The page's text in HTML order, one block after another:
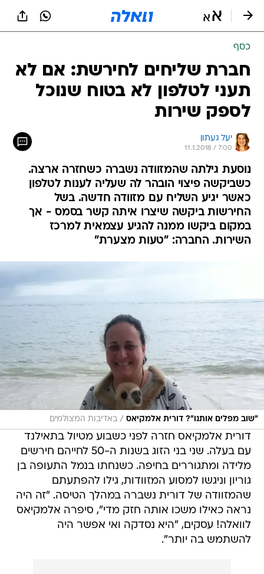
כסף
חברת שליחים לחירשת: אם לא
תעני לטלפון לא בטוח שנוכל
לספק שירות
יעל געתון
11.1.2018 / 7:00
נוסעת גילתה שהמזוודה נשברה כשחזרה ארצה.
כשביקשה פיצוי הובהר לה שעליה לענות לטלפון
כאשר יגיע השליח עם מזוודה חדשה. בשל
החירשות ביקשה שיצרו איתה קשר בסמס - אך
במקום ביקשו ממנה להגיע עצמאית למרכז
השירות. החברה: "טעות מצערת"
"שוב מפלים אותנו"? דורית אלמקיאס / באדיבות המצולמים
דורית אלמקיאס חזרה לפני כשבוע מטיול בתאילנד
עם בעלה. שני בני הזוג בשנות ה-50 לחייהם חירשים
מלידה ומתגוררים בחיפה. כשנחתו בנמל התעופה בן
גוריון וניגשו למסוע המזוודות, גילו להפתעתם
שהמזוודה של דורית נשברה במהלך הטיסה. "זה היה
נראה כאילו משכו אותה חזק מדי", סיפרה אלמקיאס
לוואלה! עסקים, "היא נסדקה ואי אפשר היה
להשתמש בה יותר".